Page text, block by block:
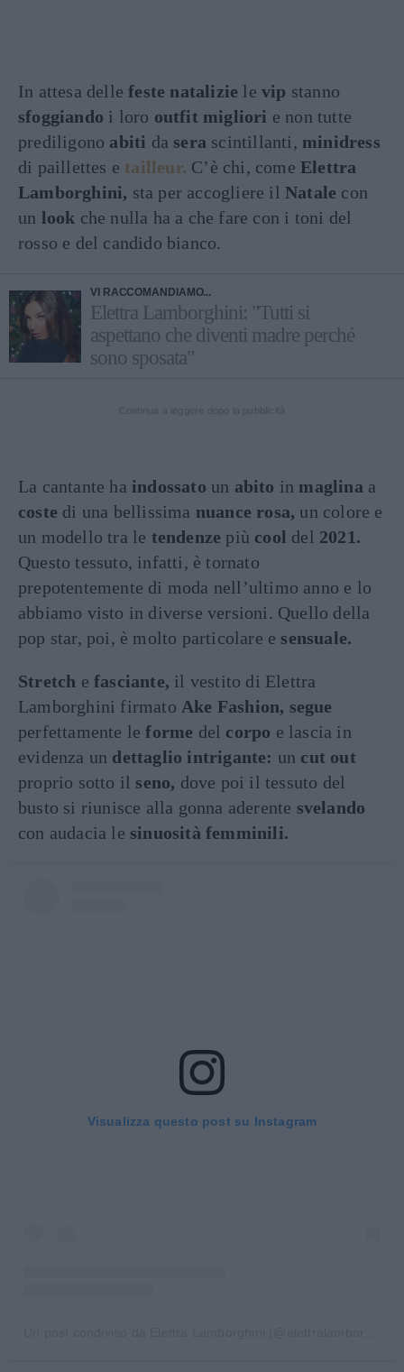
In attesa dellefeste natalizie levip stanno
sfoggiando i loro outfit migliori e non tutte
prediligono abiti da sera scintillanti, minidress
di paillettes e tailleur. C’è chi, comeElettra
Lamborghini, sta per accogliere ilNatale con
un look che nulla ha a che fare con i toni del
rosso e del candido bianco.
VI RACCOMANDIAMO...
Elettra Lamborghini: "Tutti si
aspettano che diventi madre perché
sono sposata"
La cantante ha indossato un abito in maglina a
coste di una bellissima nuance rosa, un colore e
un modello tra le tendenze più cool del 2021.
Questo tessuto, infatti, è tornato
prepotentemente di moda nell’ultimo anno e lo
abbiamo visto in diverse versioni. Quello della
pop star, poi, è molto particolare e sensuale.
Stretch efasciante, il vestito di Elettra
Lamborghini firmato Ake Fashion, segue
perfettamente leforme del corpo e lascia in
evidenza un dettaglio intrigante: un cut out
proprio sotto il seno, dove poi il tessuto del
busto si riunisce alla gonna aderente svelando
con audacia le sinuosità femminili.
Visualizza questo post su Instagram